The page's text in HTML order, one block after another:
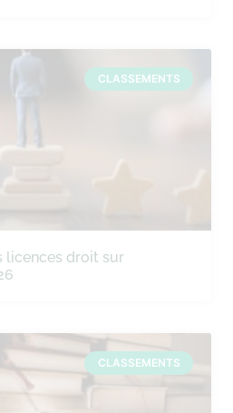
CLASSEMENTS
licences droit sur
CLASSEMENTS